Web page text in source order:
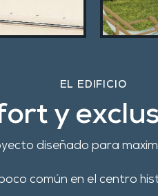
EL EDIFICIO
y
diseñado para
común en el centro